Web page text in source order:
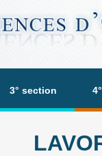
3° section